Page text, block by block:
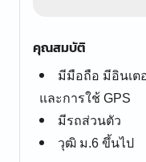
คุณสมบัติ
มีมือถือ มีอินเต
และการใช้ GPS
มีรถส่วนตัว
วุฒิ ม.6 ขึ้นไป